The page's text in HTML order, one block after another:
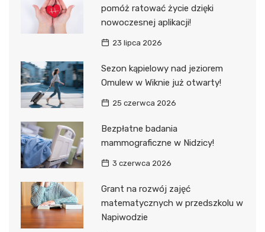
pomóż ratować życie dzięki
nowoczesnej aplikacji!
23 lipca 2026
Sezon kąpielowy nad jeziorem
Omulew w Wiknie już otwarty!
25 czerwca 2026
Bezpłatne badania
mammograficzne w Nidzicy!
3 czerwca 2026
Grant na rozwój zajęć
matematycznych w przedszkolu w
Napiwodzie